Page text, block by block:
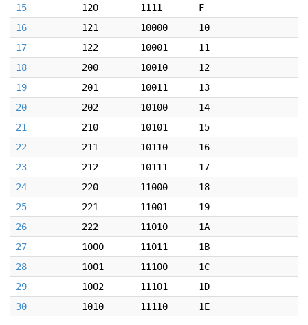
15
120 1111
F
16
121 10000
10
17
122 10001
11
18
200 10010
12
19
201 10011
13
20
202 10100
14
21
210 10101
15
22
211 10110
16
23
212 10111
17
24
220 11000
18
25
221 11001
19
26
222 11010
1A
27
1000 11011
1B
28
1001 11100
1C
29
1002 11101
1D
30
1010 11110 1E